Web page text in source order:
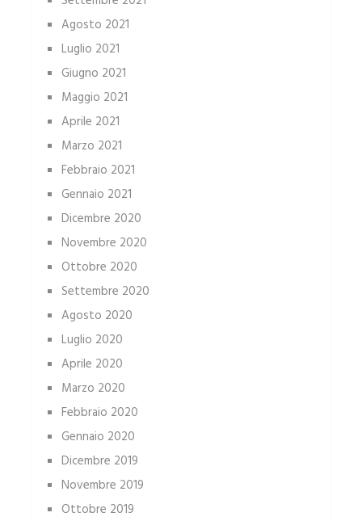
Agosto 2021
Luglio 2021
Giugno 2021
Maggio 2021
Aprile 2021
Marzo 2021
Febbraio 2021
Gennaio 2021
Dicembre 2020
Novembre 2020
Ottobre 2020
Settembre 2020
Agosto 2020
Luglio 2020
Aprile 2020
Marzo 2020
Febbraio 2020
Gennaio 2020
Dicembre 2019
Novembre 2019
Ottobre 2019